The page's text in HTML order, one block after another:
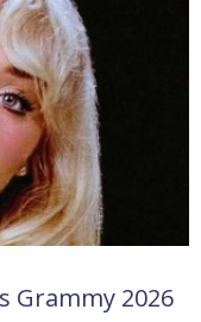
Grammy 2026